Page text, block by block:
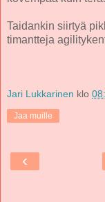
Taidankin siirtyä
timantteja
Jari Lukkarinen klo
Jaa muille
‹